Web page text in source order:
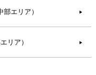
エリア） ▶︎
リア） ▶︎